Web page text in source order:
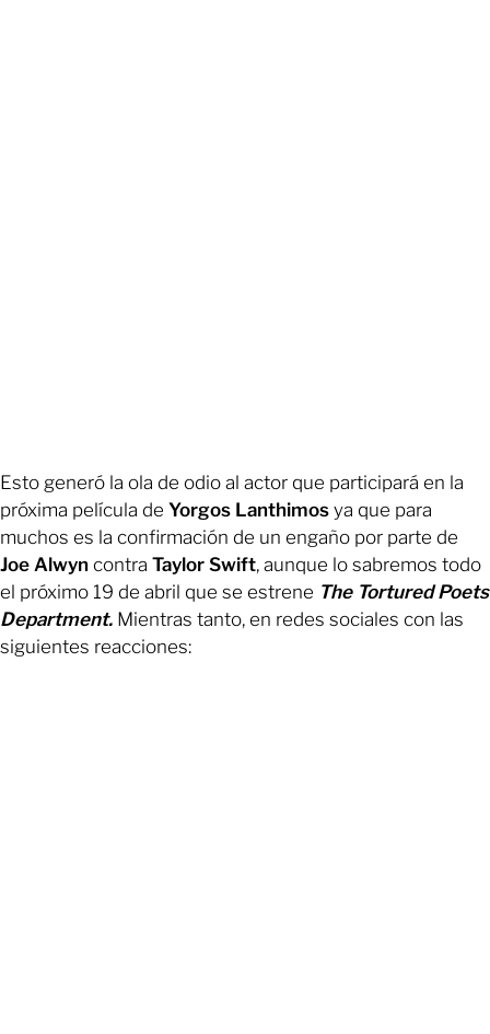
Esto generó la ola de odio al actor que participará en la
próxima película de Yorgos Lanthimos ya que para
muchos es la confirmación de un engaño por parte de
Joe Alwyn contra Taylor Swift, aunque lo sabremos todo
el próximo 19 de abril que se estrene The Tortured Poets
Department. Mientras tanto, en redes sociales con las
siguientes reacciones: